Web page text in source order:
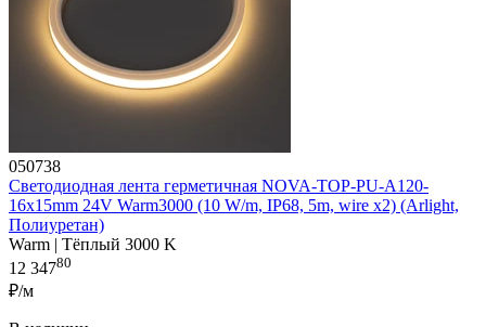
050738
Светодиодная лента герметичная NOVA-TOP-PU-A120-
16x15mm 24V Warm3000 (10 W/m, IP68, 5m, wire x2) (Arlight,
Полиуретан)
Warm | Тёплый 3000 K
12 34780
₽/м